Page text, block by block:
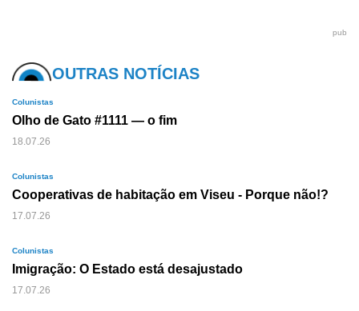
pub
OUTRAS NOTÍCIAS
Colunistas
Olho de Gato #1111 — o fim
18.07.26
Colunistas
Cooperativas de habitação em Viseu - Porque não!?
17.07.26
Colunistas
Imigração: O Estado está desajustado
17.07.26